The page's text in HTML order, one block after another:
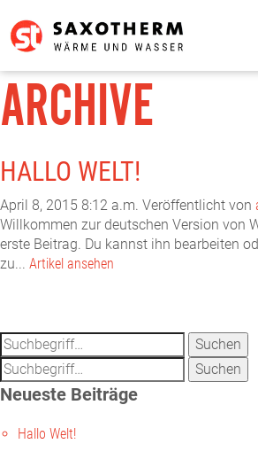
ARCHIVE
HALLO WELT!
April 8, 2015 8:12 a.m. Veröffentlicht von
Willkommen zur deutschen Version von
erste Beitrag. Du kannst ihn bearbeiten
zu... Artikel ansehen
Suchen
Suchen
Neueste Beiträge
Hallo Welt!